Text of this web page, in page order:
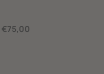
€75,00